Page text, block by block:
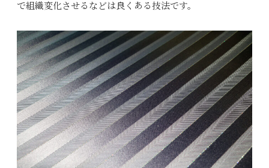
で組織変化させるなどは良くある技法です。